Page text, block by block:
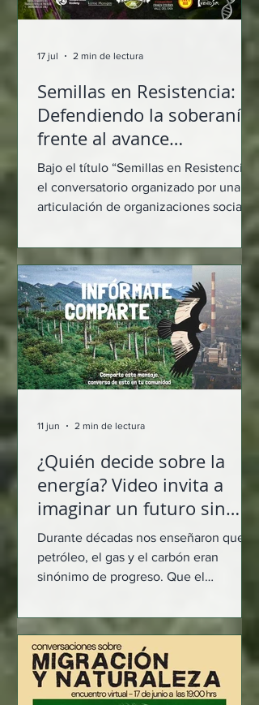
Semillas en Resistencia:
Defendiendo la soberanía
frente al avance
privatizador
Bajo el título “Semillas en Resistencia”,
el conversatorio organizado por una
articulación de organizaciones sociales
Chile Mejor sin TLC, Slow Food,
RAPAL, OLCA, Colectivo VientoSur,
Tomate Rojo y la comunidad Yaguel
Lavkenche— reunió a dirigentas y
expertas para analizar la ofensiva del
gran capital sobre la biodiversidad y la
soberanía alimentaria. Durante el
encuentro, se denunció cómo los
nuevas regu
17 jul 2 min de lectura
¿Quién decide sobre la
energía? Video invita a
imaginar un futuro sin
combustibles fósiles
Durante décadas nos enseñaron que el
petróleo, el gas y el carbón eran
sinónimo de progreso. Que el
seguir extrayendo recursos de la tierra
y que el desarrollo solo era posible a
través de un modelo energético
concentrado en pocas manos. Sin
embargo, la crisis climática ha puesto
11 jun 2 min de lectura